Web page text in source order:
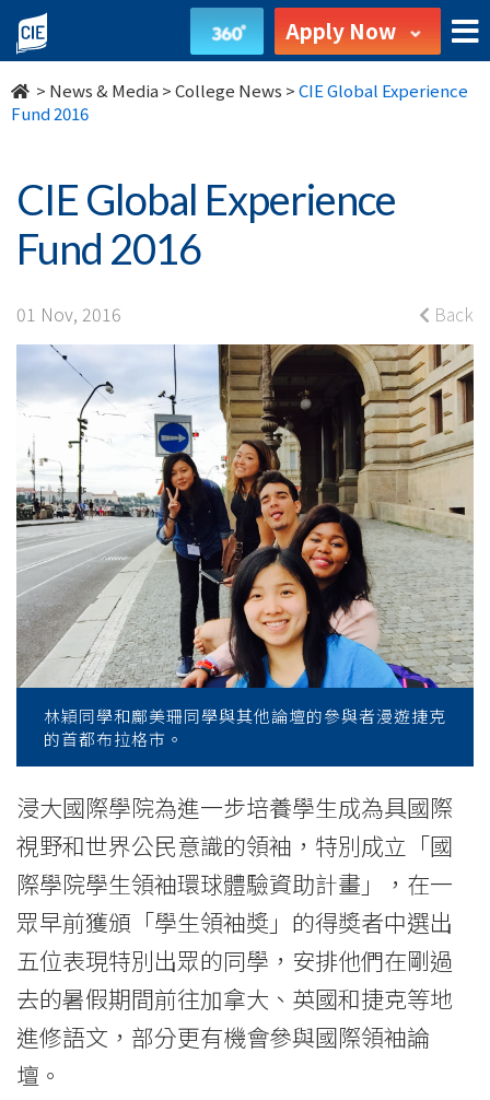
CIE
Global
Experience
2016
College
News
College
of
International
Education
Hong
Kong
Baptist
University
Apply Now
> News & Media >College News >CIE Global Experience
Fund 2016
CIE Global Experience
Fund 2016
01 Nov, 2016 Back
林穎同學和鄺美珊同學與其他論壇的參與者漫遊捷克
的首都布拉格市。
浸大國際學院為進一步培養學生成為具國際
視野和世界公民意識的領袖，特別成立「國
際學院學生領袖環球體驗資助計畫」，在一
眾早前獲頒「學生領袖奬」的得奬者中選出
五位表現特別出眾的同學，安排他們在剛過
去的暑假期間前往加拿大、英國和捷克等地
進修語文，部分更有機會參與國際領袖論
壇。